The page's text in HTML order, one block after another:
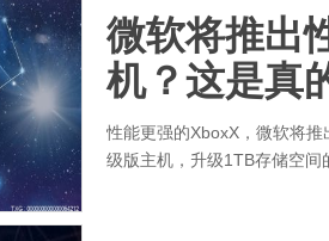
微软将推出
机？这是真
性能更强的XboxX，微软将
级版主机，升级1TB存储空